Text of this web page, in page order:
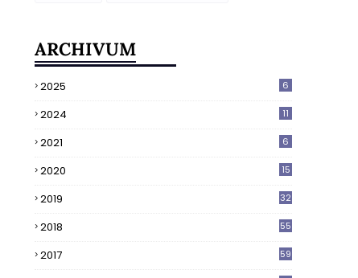
ARCHIVUM
2025 6
2024 11
2021 6
2020 15
2019 32
2018 55
2017 59